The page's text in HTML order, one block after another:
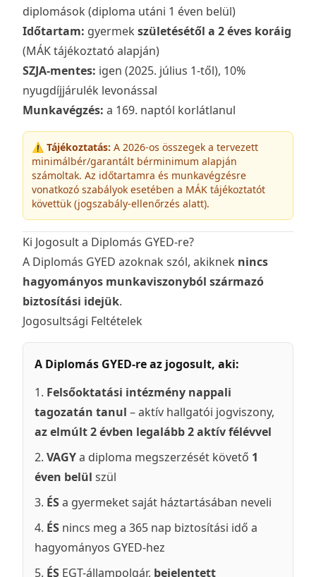
diplomások (diploma utáni 1 éven belül)
Időtartam: gyermek születésétől a 2 éves koráig
(MÁK tájékoztató alapján)
SZJA-mentes: igen (2025. július 1-től), 10%
nyugdíjjárulék levonással
Munkavégzés: a 169. naptól korlátlanul
⚠️ Tájékoztatás: A 2026-os összegek a tervezett
minimálbér/garantált bérminimum alapján
számoltak. Az időtartamra és munkavégzésre
vonatkozó szabályok esetében a MÁK tájékoztatót
követtük (jogszabály-ellenőrzés alatt).
Ki Jogosult a Diplomás GYED-re?
A Diplomás GYED azoknak szól, akiknek nincs
hagyományos munkaviszonyból származó
biztosítási idejük.
Jogosultsági Feltételek
A Diplomás GYED-re az jogosult, aki:
Felsőoktatási intézmény nappali
tagozatán tanul – aktív hallgatói jogviszony,
az elmúlt 2 évben legalább 2 aktív félévvel
VAGYa diploma megszerzését követő 1
éven belül szül
ÉSa gyermeket saját háztartásában neveli
ÉS nincs meg a 365 nap biztosítási idő a
hagyományos GYED-hez
ÉS EGT-állampolgár, bejelentett